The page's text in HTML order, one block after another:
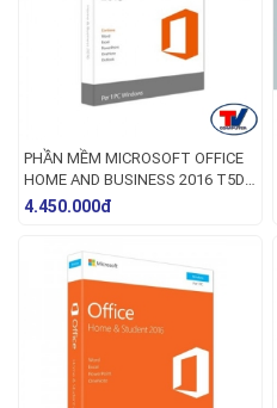
PHẦN MỀM MICROSOFT OFFICE
HOME AND BUSINESS 2016 T5D-
02695
4.450.000đ